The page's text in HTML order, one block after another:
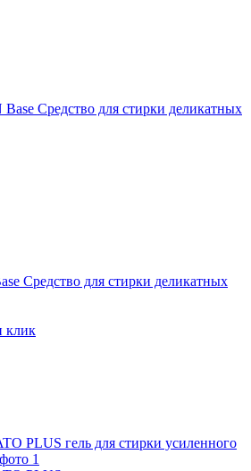
Средство для стирки деликатных
клик